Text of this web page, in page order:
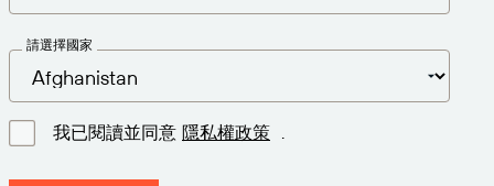
深入瞭解
請選擇國家
我已閱讀並同意 隱私權政策